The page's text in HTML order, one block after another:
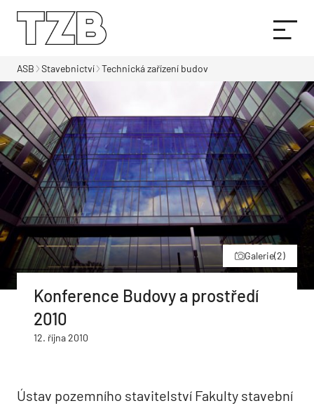
ASB Stavebnictví Technická zařízení budov
Galerie(2)
Konference Budovy a prostředí
2010
12. října 2010
Ústav pozemního stavitelství Fakulty stavební